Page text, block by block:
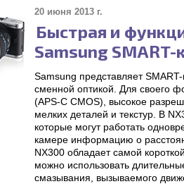
20 июня 2013 г.
Быстрая и
Samsung
Samsung представляет
сменной оптикой. Для своего
(APS-C CMOS), высокое
мелких деталей и текстур. В
которые могут работать
камере информацию о
NX300 обладает самой
можно использовать
смазывания, вызываемого